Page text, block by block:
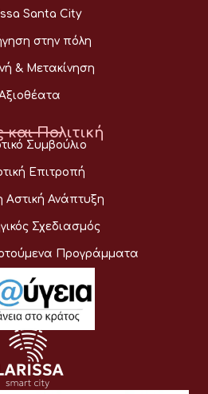
Santa City
στην πόλη
& Μετακίνηση
Πολιτική
Συμβούλιο
Επιτροπή
Αστική Ανάπτυξη
Σχεδιασμός
Προγράμματα